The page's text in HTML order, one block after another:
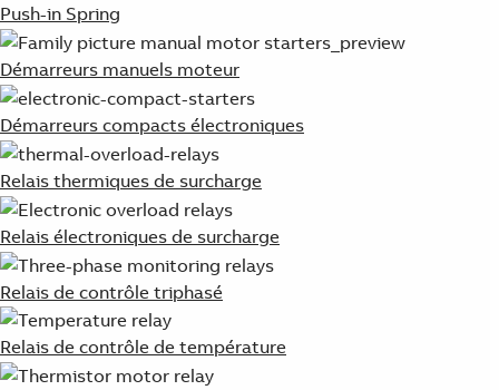
Push-in Spring
Démarreurs manuels moteur
Démarreurs compacts électroniques
Relais thermiques de surcharge
Relais électroniques de surcharge
Relais de contrôle triphasé
Relais de contrôle de température